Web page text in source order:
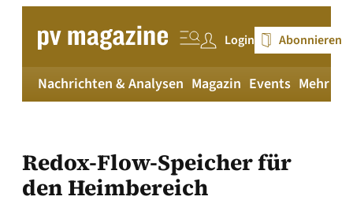
springen
Login Abonnieren
Nachrichten & Analysen Magazin Events Mehr
Redox-Flow-Speicher für
den Heimbereich